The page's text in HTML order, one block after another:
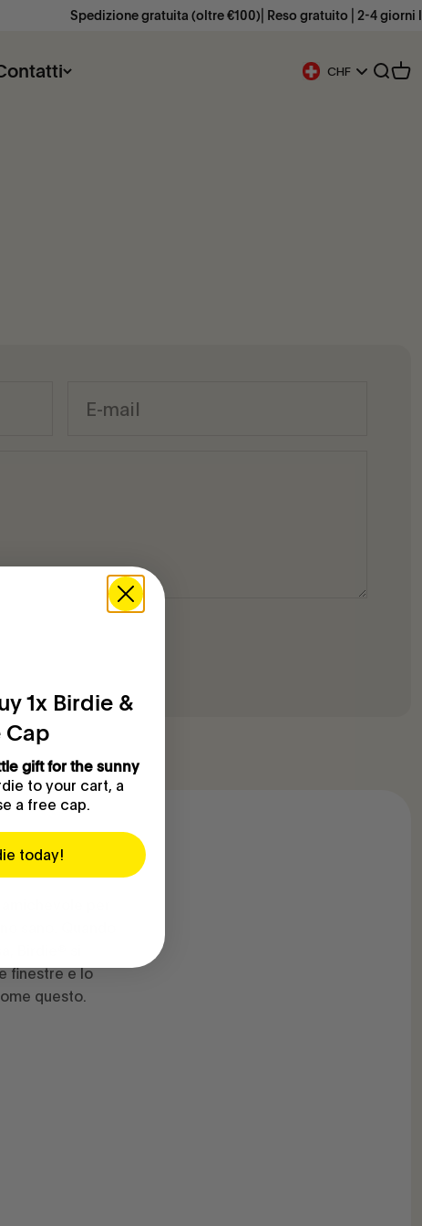
Spedizione gratuita (oltre €100)⎜Reso gratuito ⎜2-4 giorni
Pulsante
CHF
E-mail
finestre e lo
questo.
1x Birdie &
Cap
gift for the sunny
to your cart, a
a free cap.
today!